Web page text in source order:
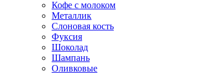
Кофе с молоком
Металлик
Слоновая кость
Фуксия
Шоколад
Шампань
Оливковые